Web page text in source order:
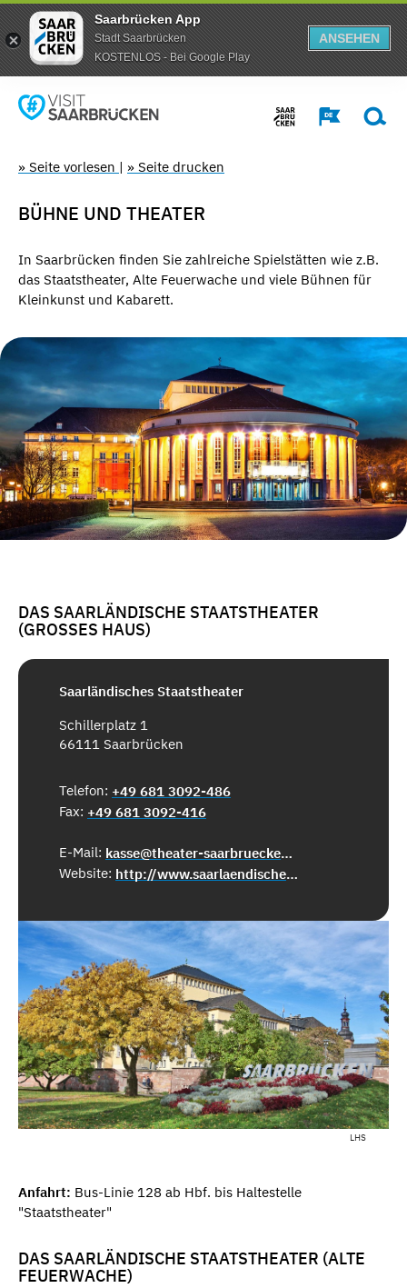
Saarbrücken App
Stadt Saarbrücken
KOSTENLOS - Bei Google Play
ANSEHEN
» Seite vorlesen | » Seite drucken
BÜHNE UND THEATER
In Saarbrücken finden Sie zahlreiche Spielstätten wie z.B.
das Staatstheater, Alte Feuerwache und viele Bühnen für
Kleinkunst und Kabarett.
DAS SAARLÄNDISCHE STAATSTHEATER
(GROSSES HAUS)
Saarländisches Staatstheater
Schillerplatz 1
66111 Saarbrücken
Telefon: +49 681 3092-486
Fax: +49 681 3092-416
E-Mail:
kasse@theater-saarbruecken.de
Website:
http://www.saarlaendisches-staatstheater.de
LHS
Anfahrt: Bus-Linie 128 ab Hbf. bis Haltestelle
"Staatstheater"
DAS SAARLÄNDISCHE STAATSTHEATER (ALTE
FEUERWACHE)